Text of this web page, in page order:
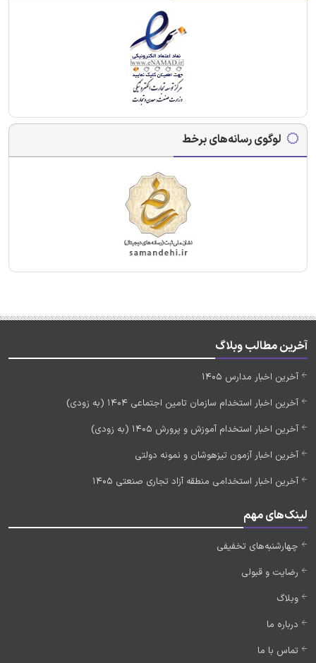
لوگوی رسانه‌های برخط
آخرین مطالب وبلاگ
آخرین اخبار مدارس 1405
آخرین اخبار استخدام سازمان تامین اجتماعی 1404 (به زودی)
آخرین اخبار استخدام آموزش و پرورش 1405 (به زودی)
آخرین اخبار آزمون تیزهوشان و نمونه دولتی
آخرین اخبار استخدامی منطقه آزاد تجاری صنعتی 1405
لینک‌های مهم
چهارشنبه‌های تخفیفی
رضایت و قبولی
وبلاگ
درباره ما
تماس با ما